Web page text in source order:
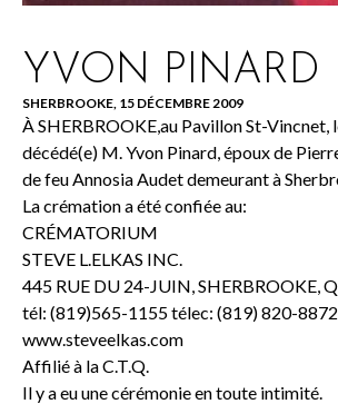
YVON PINARD
SHERBROOKE, 15 DÉCEMBRE 2009
À SHERBROOKE,au Pavillon St-Vincnet,
décédé(e) M. Yvon Pinard, époux de
de feu Annosia Audet demeurant à
La crémation a été confiée au:
CRÉMATORIUM
STEVE L.ELKAS INC.
445 RUE DU 24-JUIN, SHERBROOKE,
tél: (819)565-1155 télec: (819) 820-8872
www.steveelkas.com
Affilié à la C.T.Q.
Il y a eu une cérémonie en toute intimité.